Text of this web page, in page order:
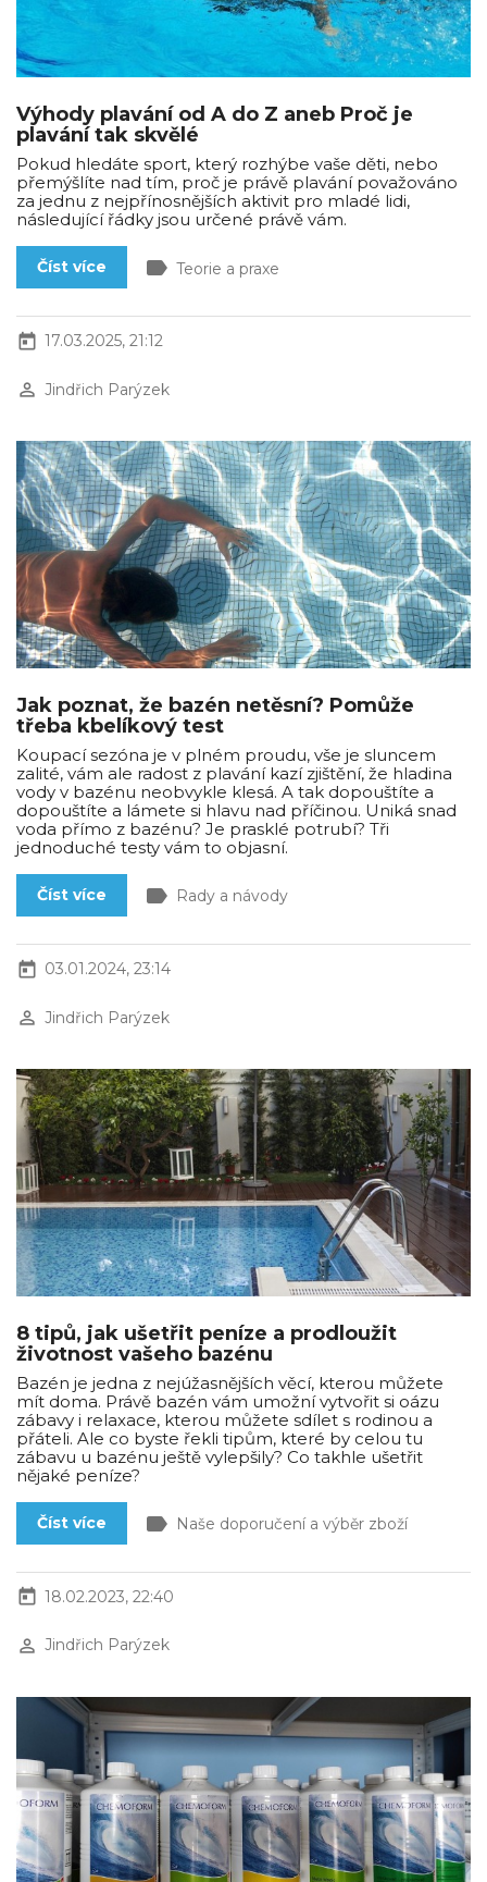
Výhody plavání od A do Z aneb Proč je
plavání tak skvělé
Pokud hledáte sport, který rozhýbe vaše děti, nebo
přemýšlíte nad tím, proč je právě plavání považováno
za jednu z nejpřínosnějších aktivit pro mladé lidi,
následující řádky jsou určené právě vám.
Číst více label Teorie a praxe
today 17.03.2025, 21:12
perm_identity Jindřich Parýzek
Jak poznat, že bazén netěsní? Pomůže
třeba kbelíkový test
Koupací sezóna je v plném proudu, vše je sluncem
zalité, vám ale radost z plavání kazí zjištění, že hladina
vody v bazénu neobvykle klesá. A tak dopouštíte a
dopouštíte a lámete si hlavu nad příčinou. Uniká snad
voda přímo z bazénu? Je prasklé potrubí? Tři
jednoduché testy vám to objasní.
Číst více label Rady a návody
today 03.01.2024, 23:14
perm_identity Jindřich Parýzek
8 tipů, jak ušetřit peníze a prodloužit
životnost vašeho bazénu
Bazén je jedna z nejúžasnějších věcí, kterou můžete
mít doma. Právě bazén vám umožní vytvořit si oázu
zábavy i relaxace, kterou můžete sdílet s rodinou a
přáteli. Ale co byste řekli tipům, které by celou tu
zábavu u bazénu ještě vylepšily? Co takhle ušetřit
nějaké peníze?
Číst více label Naše doporučení a výběr zboží
today 18.02.2023, 22:40
perm_identity Jindřich Parýzek